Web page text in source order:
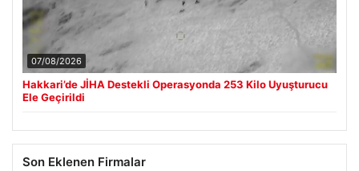
07/08/2026
Hakkari’de JİHA Destekli Operasyonda 253 Kilo Uyuşturucu
Ele Geçirildi
Son Eklenen Firmalar